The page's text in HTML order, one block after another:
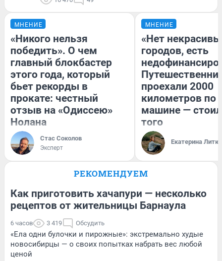
МНЕНИЕ
«Никого нельзя
победить». О чем
главный блокбастер
этого года, который
бьет рекорды в
прокате: честный
отзыв на «Одиссею»
Нолана
Стас Соколов
Эксперт
МНЕНИЕ
«Нет
городов, есть
проехали 2000
километров по
машине —
того
Екатерина
РЕКОМЕНДУЕМ
Как приготовить хачапури — несколько
рецептов от жительницы Барнаула
6 часов 3 419 Обсудить
«Ела одни булочки и пирожные»: экстремально худые
новосибирцы — о своих попытках набрать вес любой
ценой